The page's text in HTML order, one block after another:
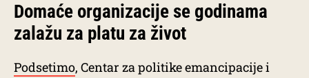
Domaće organizacije se godinama
zalažu za platu za život
Podsetimo, Centar za politike emancipacije i